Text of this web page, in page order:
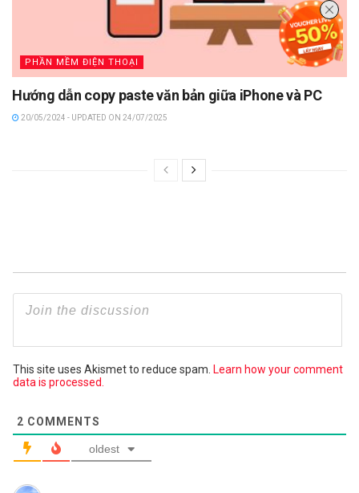
PHẦN MỀM ĐIỆN THOẠI
Hướng dẫn copy paste văn bản giữa iPhone và PC
20/05/2024 - UPDATED ON 24/07/2025
This site uses Akismet to reduce spam. Learn how your comment
data is processed.
2 COMMENTS
oldest